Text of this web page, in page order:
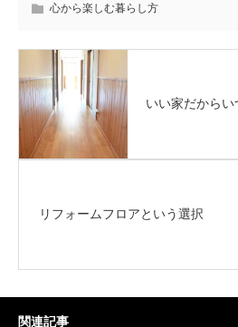
心から楽しむ暮らし方
いい家だから
リフォームフロアという選択
関連記事